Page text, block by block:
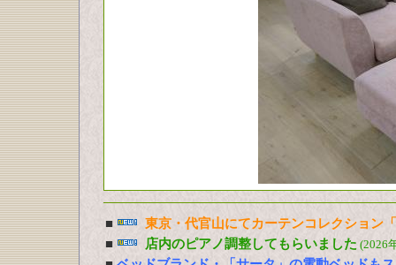
■
東京・代官山にてカーテンコレクション
■
店内のピアノ調整してもらいました (2026